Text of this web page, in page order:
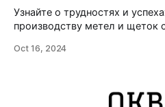
Узнайте о трудностях и
производству метел и щеток
Oct 16, 2024